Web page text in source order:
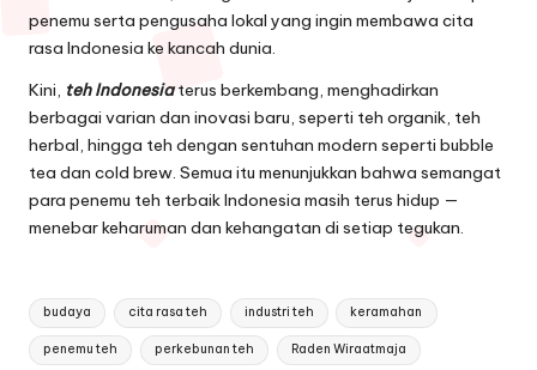
penemu serta pengusaha lokal yang ingin membawa cita
rasa Indonesia ke kancah dunia.
Kini, teh Indonesiaterus berkembang, menghadirkan
berbagai varian dan inovasi baru, seperti teh organik, teh
herbal, hingga teh dengan sentuhan modern seperti bubble
tea dan cold brew. Semua itu menunjukkan bahwa semangat
para penemu teh terbaik Indonesia masih terus hidup —
menebar keharuman dan kehangatan di setiap tegukan.
Tags:
budaya cita rasa teh industri teh keramahan
penemu teh perkebunan teh Raden Wiraatmaja